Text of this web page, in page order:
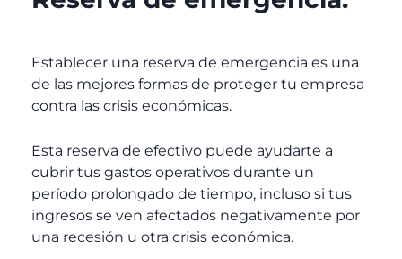
Establecer una reserva de emergencia es una
de las mejores formas de proteger tu empresa
contra las crisis económicas.
Esta reserva de efectivo puede ayudarte a
cubrir tus gastos operativos durante un
período prolongado de tiempo, incluso si tus
ingresos se ven afectados negativamente por
una recesión u otra crisis económica.